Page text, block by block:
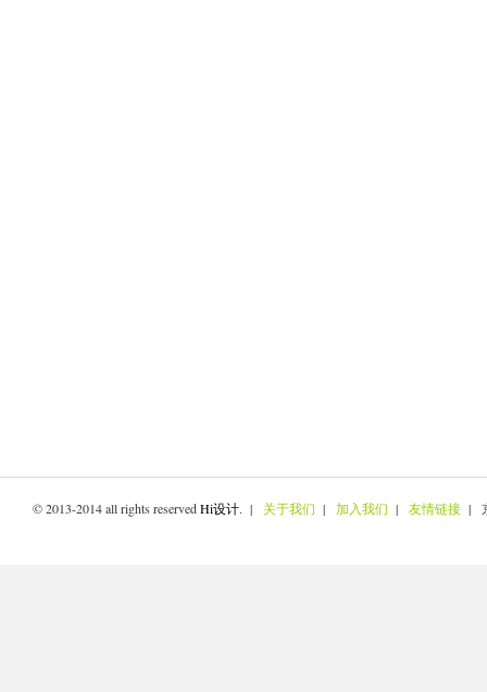
© 2013-2014 all rights reservedHi设计. | 关于我们 | 加入我们 | 友情链接 |